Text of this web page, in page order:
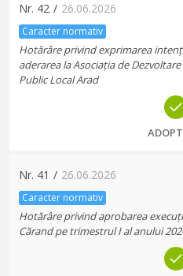
Nr. 42 / 26.06.2026
Caracter normativ
Hotărâre privind exprimarea
aderarea la Asociația de
Public Local Arad
Nr. 41 / 26.06.2026
Caracter normativ
Hotărâre privind aprobarea
Cărand pe trimestrul I al anului